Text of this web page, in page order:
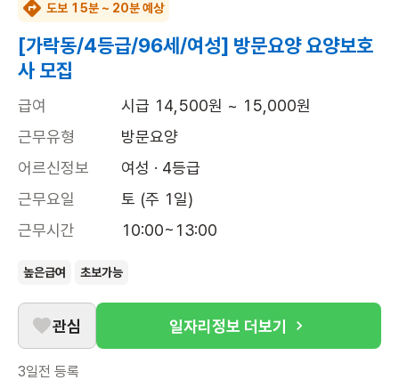
도보 15분 ~ 20분 예상
[가락동/4등급/96세/여성] 방문요양 요양보호
사 모집
급여
시급 14,500원 ~ 15,000원
근무유형
방문요양
어르신정보
여성 · 4등급
근무요일
토 (주 1일)
근무시간
10:00~13:00
높은급여 초보가능
관심 일자리정보 더보기
3일전 등록